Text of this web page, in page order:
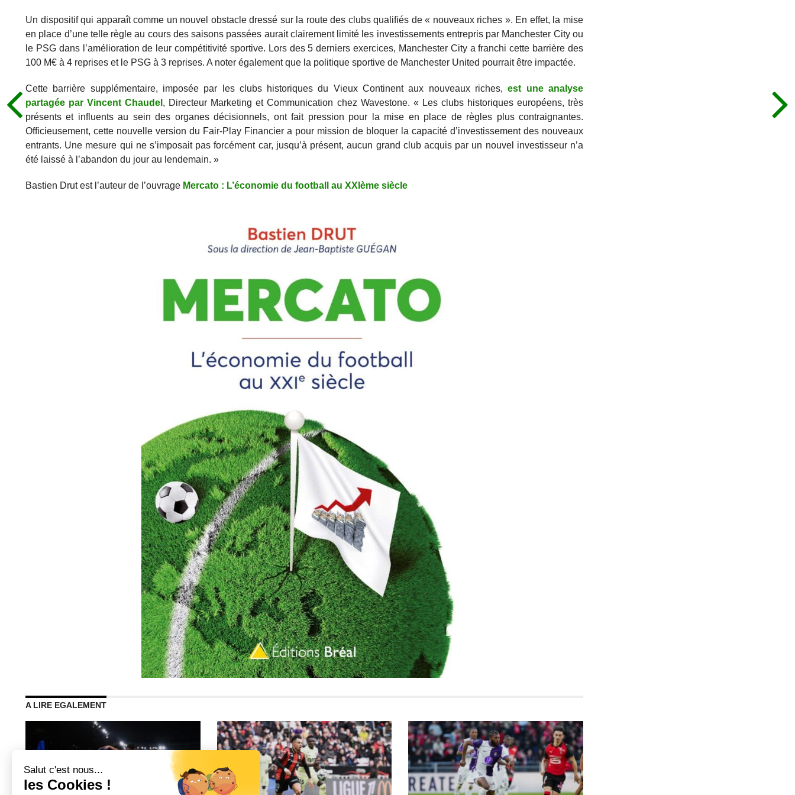
Un dispositif qui apparaît comme un nouvel obstacle dressé sur la route des clubs qualifiés de « nouveaux riches ». En effet, la mise
en place d’une telle règle au cours des saisons passées aurait clairement limité les investissements entrepris par Manchester City ou
le PSG dans l’amélioration de leur compétitivité sportive. Lors des 5 derniers exercices, Manchester City a franchi cette barrière des
100 M€ à 4 reprises et le PSG à 3 reprises. A noter également que la politique sportive de Manchester United pourrait être impactée.
Cette barrière supplémentaire, imposée par les clubs historiques du Vieux Continent aux nouveaux riches,est une analyse
partagée par Vincent Chaudel , Directeur Marketing et Communication chez Wavestone. « Les clubs historiques européens, très
présents et influents au sein des organes décisionnels, ont fait pression pour la mise en place de règles plus contraignantes.
Officieusement, cette nouvelle version du Fair-Play Financier a pour mission de bloquer la capacité d’investissement des nouveaux
entrants. Une mesure qui ne s’imposait pas forcément car, jusqu’à présent, aucun grand club acquis par un nouvel investisseur n’a
été laissé à l’abandon du jour au lendemain. »
Bastien Drut est l’auteur de l’ouvrage Mercato : L’économie du football au XXIème siècle
A LIRE EGALEMENT